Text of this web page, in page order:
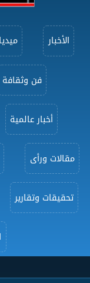
الأخبار
فن وثقافة
أخبار عالمية
مقالات ورأى
تحقيقات وتقارير